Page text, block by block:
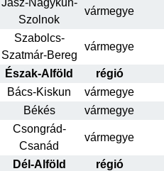
Szolnok
vármegye
Szabolcs-
Szatmár-Bereg
vármegye
Észak-Alföld régió
Bács-Kiskun
vármegye
Békés
vármegye
Csongrád-
Csanád
vármegye
Dél-Alföld régió